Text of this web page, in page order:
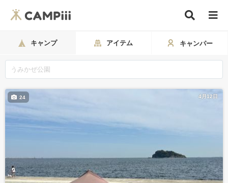
キャンプ アイテム キャンパー
4月12日
24